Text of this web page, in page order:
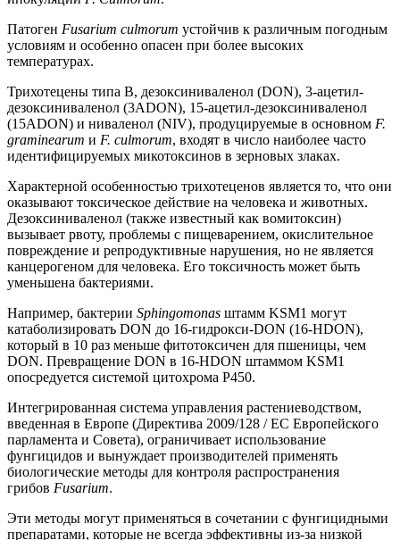
Патоген Fusarium culmorum устойчив к различным погодным
условиям и особенно опасен при более высоких
температурах.
Трихотецены типа B, дезоксиниваленол (DON), 3-ацетил-
дезоксиниваленол (3ADON), 15-ацетил-дезоксиниваленол
(15ADON) и ниваленол (NIV), продуцируемые в основном F.
graminearum и F. culmorum, входят в число наиболее часто
идентифицируемых микотоксинов в зерновых злаках.
Характерной особенностью трихотеценов является то, что они
оказывают токсическое действие на человека и животных.
Дезоксиниваленол (также известный как вомитоксин)
вызывает рвоту, проблемы с пищеварением, окислительное
повреждение и репродуктивные нарушения, но не является
канцерогеном для человека. Его токсичность может быть
уменьшена бактериями.
Например, бактерии Sphingomonas штамм KSM1 могут
катаболизировать DON до 16-гидрокси-DON (16-HDON),
который в 10 раз меньше фитотоксичен для пшеницы, чем
DON. Превращение DON в 16-HDON штаммом KSM1
опосредуется системой цитохрома P450.
Интегрированная система управления растениеводством,
введенная в Европе (Директива 2009/128 / EC Европейского
парламента и Совета), ограничивает использование
фунгицидов и вынуждает производителей применять
биологические методы для контроля распространения
грибов Fusarium.
Эти методы могут применяться в сочетании с фунгицидными
препаратами, которые не всегда эффективны из-за низкой